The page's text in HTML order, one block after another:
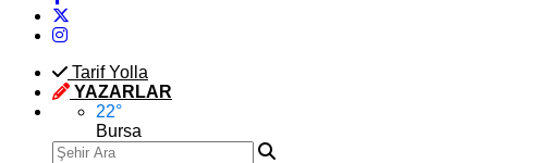
Tarif Yolla
YAZARLAR
22°
Bursa